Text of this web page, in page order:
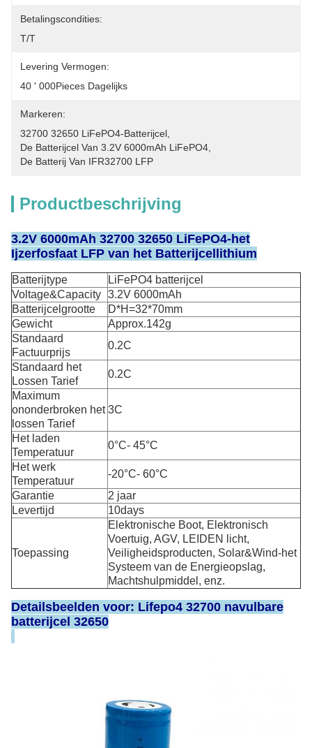
Betalingscondities:
T/T
Levering Vermogen:
40 ' 000Pieces Dagelijks
Markeren:
32700 32650 LiFePO4-Batterijcel
De Batterijcel Van 3.2V 6000mAh LiFePO4
De Batterij Van IFR32700 LFP
Productbeschrijving
3.2V 6000mAh 32700 32650 LiFePO4-het
Ijzerfosfaat LFP van het Batterijcellithium
Batterijtype
LiFePO4 batterijcel
Voltage&Capacity 3.2V 6000mAh
Batterijcelgrootte
D*H=32*70mm
Gewicht
Approx.142g
Standaard
Factuurprijs
0.2C
Standaard het
Lossen Tarief
0.2C
Maximum
ononderbroken het
lossen Tarief
3C
Het laden
Temperatuur
0°C- 45°C
Het werk
Temperatuur
-20°C- 60°C
Garantie
2 jaar
Levertijd
10days
Toepassing
Elektronische Boot, Elektronisch
Voertuig, AGV, LEIDEN licht,
Veiligheidsproducten, Solar&Wind-het
Systeem van de Energieopslag,
Machtshulpmiddel, enz.
Detailsbeelden voor: Lifepo4 32700 navulbare
batterijcel 32650